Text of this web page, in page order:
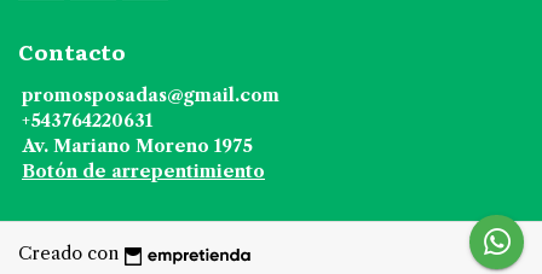
Contacto
promosposadas@gmail.com
+543764220631
Av. Mariano Moreno 1975
Botón de arrepentimiento
Creado con